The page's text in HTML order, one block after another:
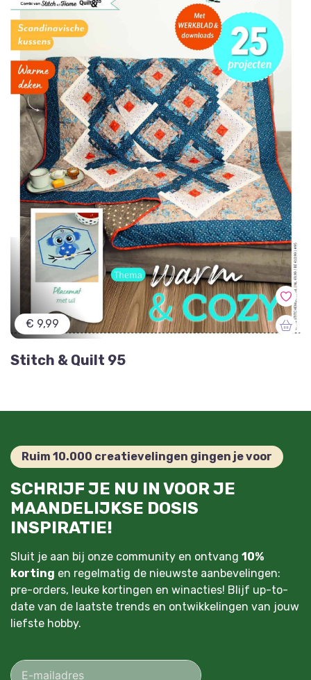
€ 9,99
Stitch & Quilt 95
Ruim 10.000 creatievelingen gingen je voor
SCHRIJF JE NU IN VOOR JE
MAANDELIJKSE DOSIS
INSPIRATIE!
Sluit je aan bij onze community en ontvang 10%
korting en regelmatig de nieuwste aanbevelingen:
pre-orders, leuke kortingen en winacties! Blijf up-to-
date van de laatste trends en ontwikkelingen van jouw
liefste hobby.